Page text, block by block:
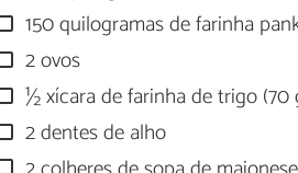
150 quilogramas de farinha
2 ovos
½ xícara de farinha de trigo (70
2 dentes de alho